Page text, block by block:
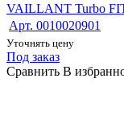
VAILLANT Turbo
Арт. 0010020901
Уточнять цену
Под заказ
Сравнить В